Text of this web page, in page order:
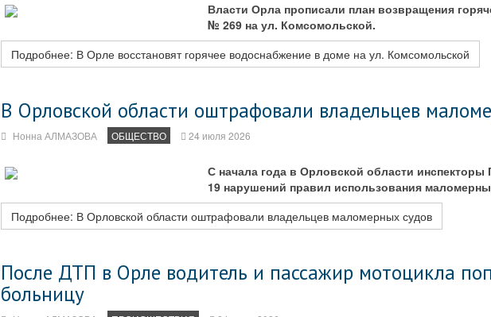
Власти Орла прописали план возвращения
№ 269 на ул. Комсомольской.
Подробнее: В Орле восстановят горячее водоснабжение в доме на ул. Комсомольской
В Орловской области оштрафовали владельцев
Нонна АЛМАЗОВА ОБЩЕСТВО 24 июля 2026
С начала года в Орловской области
19 нарушений правил использования
Подробнее: В Орловской области оштрафовали владельцев маломерных судов
После ДТП в Орле водитель и пассажир мотоцикла
больницу